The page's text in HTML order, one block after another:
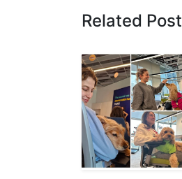
Related Post